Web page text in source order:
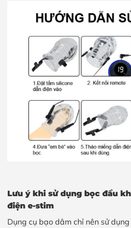
Lưu ý khi sử dụng bọc đầu
điện e-stim
Dụng cụ bạo dâm chỉ nên sử